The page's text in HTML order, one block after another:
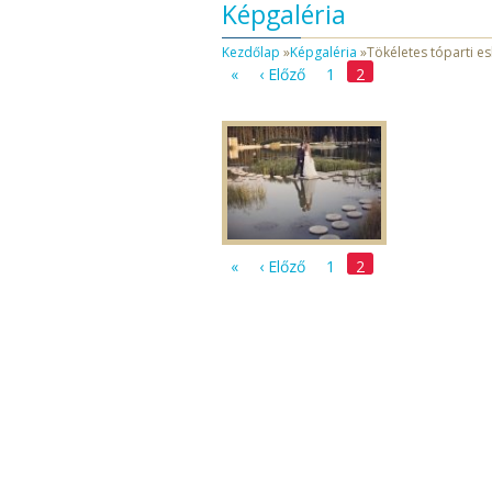
Kezdőlap »Képgaléria »Tökéletes tóparti
Képgaléria
« ‹ Előző 1 2
« ‹ Előző 1 2